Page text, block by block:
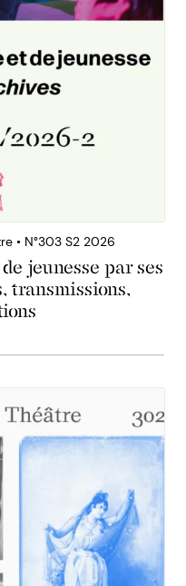
• N°303 S2 2026
jeunesse par ses
transmissions,